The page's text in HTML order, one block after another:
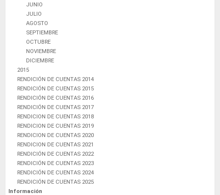
JUNIO
JULIO
AGOSTO
SEPTIEMBRE
OCTUBRE
NOVIEMBRE
DICIEMBRE
2015
RENDICIÓN DE CUENTAS 2014
RENDICIÓN DE CUENTAS 2015
RENDICIÓN DE CUENTAS 2016
RENDICIÓN DE CUENTAS 2017
RENDICION DE CUENTAS 2018
RENDICION DE CUENTAS 2019
RENDICION DE CUENTAS 2020
RENDICION DE CUENTAS 2021
RENDICIÓN DE CUENTAS 2022
RENDICIÓN DE CUENTAS 2023
RENDICIÓN DE CUENTAS 2024
RENDICIÓN DE CUENTAS 2025
Información